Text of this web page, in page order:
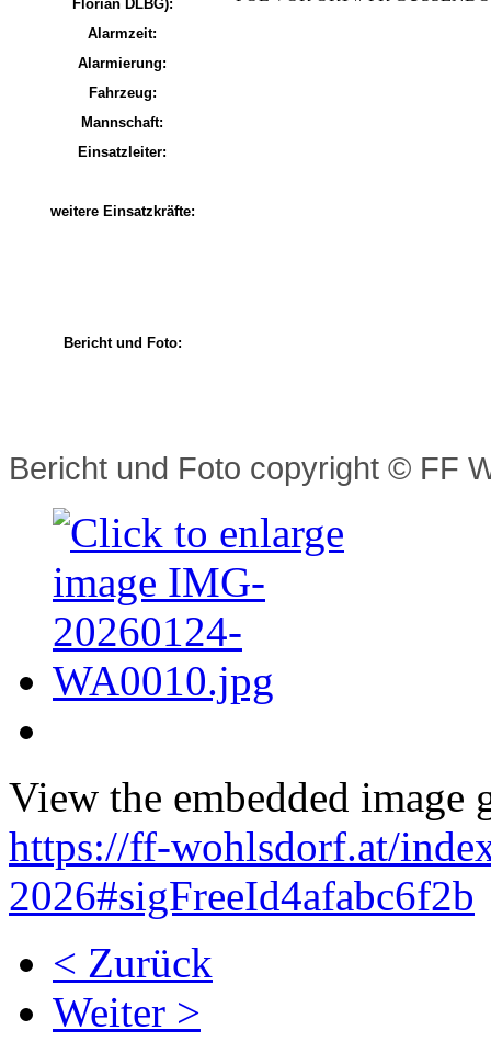
Florian DLBG):
Alarmzeit:
Alarmierung:
Fahrzeug:
Mannschaft:
Einsatzleiter:
weitere Einsatzkräfte:
Bericht und Foto:
Bericht und Foto copyright © FF
View the embedded image
https://ff-wohlsdorf.at/
2026#sigFreeId4afabc6f2b
< Zurück
Weiter >